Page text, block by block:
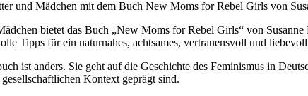
bietet das Buch „New Moms for Rebel Girls“ von
Tipps für ein naturnahes, achtsames, vertrauensvoll und
ist anders. Sie geht auf die Geschichte des Feminismus in
Kontext geprägt sind.